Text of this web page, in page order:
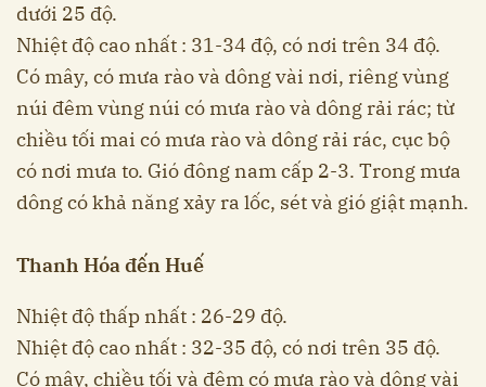
dưới 25 độ.
Nhiệt độ cao nhất : 31-34 độ, có nơi trên 34 độ.
Có mây, có mưa rào và dông vài nơi, riêng vùng
núi đêm vùng núi có mưa rào và dông rải rác; từ
chiều tối mai có mưa rào và dông rải rác, cục bộ
có nơi mưa to. Gió đông nam cấp 2-3. Trong mưa
dông có khả năng xảy ra lốc, sét và gió giật mạnh.
Thanh Hóa đến Huế
Nhiệt độ thấp nhất : 26-29 độ.
Nhiệt độ cao nhất : 32-35 độ, có nơi trên 35 độ.
Có mây, chiều tối và đêm có mưa rào và dông vài